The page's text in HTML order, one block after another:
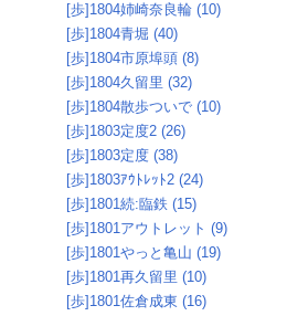
[歩]1804姉崎奈良輪 (10)
[歩]1804青堀 (40)
[歩]1804市原埠頭 (8)
[歩]1804久留里 (32)
[歩]1804散歩ついで (10)
[歩]1803定度2 (26)
[歩]1803定度 (38)
[歩]1803ｱｳﾄﾚｯﾄ2 (24)
[歩]1801続:臨鉄 (15)
[歩]1801アウトレット (9)
[歩]1801やっと亀山 (19)
[歩]1801再久留里 (10)
[歩]1801佐倉成東 (16)